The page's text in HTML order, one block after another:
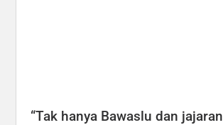
“Tak hanya Bawaslu dan